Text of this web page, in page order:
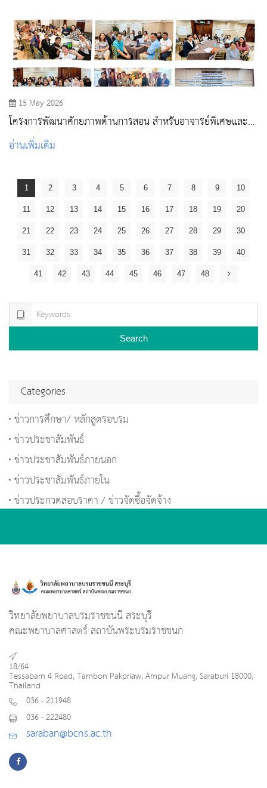
15 May 2026
โครงการพัฒนาศักยภาพด้านการสอน สำหรับอาจารย์พิเศษและ
อาจารย์ผู้สอนภาคปฏิบัติ
อ่านเพิ่มเติม
1 2 3 4 5 6 7 8 9 10
11 12 13 14 15 16 17 18 19 20
21 22 23 24 25 26 27 28 29 30
31 32 33 34 35 36 37 38 39 40
41 42 43 44 45 46 47 48
Search
Categories
ข่าวการศึกษา/ หลักสูตรอบรม
ข่าวประชาสัมพันธ์
ข่าวประชาสัมพันธ์ภายนอก
ข่าวประชาสัมพันธ์ภายใน
ข่าวประกวดสอบราคา / ข่าวจัดซื้อจัดจ้าง
วิทยาลัยพยาบาลบรมราชชนนี สระบุรี
คณะพยาบาลศาสตร์ สถาบันพระบรมราชชนก
18/64
Tessabarn 4 Road, Tambon Pakpriaw, Ampur Muang, Saraburi 18000,
Thailand
036 - 211948
036 - 222480
saraban@bcns.ac.th